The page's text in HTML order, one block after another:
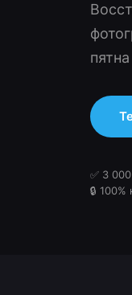
пятна
✅ 3
🔒